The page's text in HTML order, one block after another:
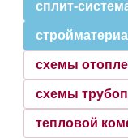
сплит-
схемы
схемы
тепловой